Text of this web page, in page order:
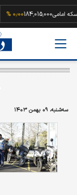
سکه امامی184,015,000۰٫۰۰ %
سه‌شنبه، ۰۹ بهمن ۱۴۰۳